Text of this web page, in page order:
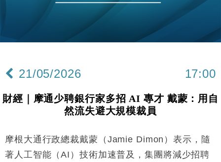
15:11
財經｜韓股反覆波動收跌 連挫7周創逾3年最長跌勢
財經｜內地7月美元計價出口增近24%勝預期 貿易順
11:12
國際｜特朗普料美伊戰事快結束 承認部分彈藥庫存緊
15:59
財經｜SA售股自救後再出手 斥4億美元押注未上市公
47仙
17:33
財經｜滙豐上調香港今年GDP預測至4.5% 看好貿易
21/05/2026 17:00
財經｜摩通少聘銀行家多招 AI 專才 戴蒙：用自
然流失避大規模裁員
摩根大通行政總裁戴蒙（Jamie Dimon）表示，隨
著人工智能（AI）技術加速普及，集團將減少招聘